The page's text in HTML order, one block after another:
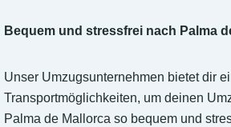
Bequem und stressfrei nach Palma
Unser Umzugsunternehmen bietet dir
Transportmöglichkeiten, um deinen
Palma de Mallorca so bequem und